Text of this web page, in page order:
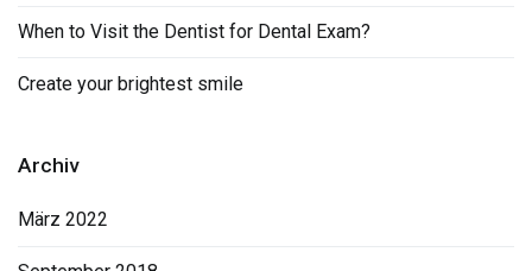
When to Visit the Dentist for Dental Exam?
Create your brightest smile
Archiv
März 2022